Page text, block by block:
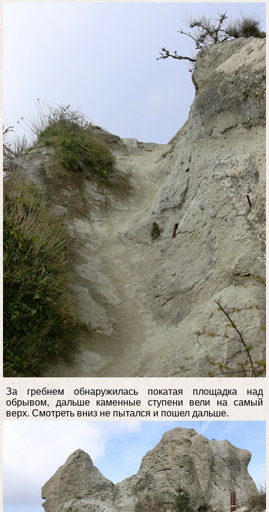
За гребнем обнаружилась покатая площадка над
обрывом, дальше каменные ступени вели на самый
верх. Смотреть вниз не пытался и пошел дальше.